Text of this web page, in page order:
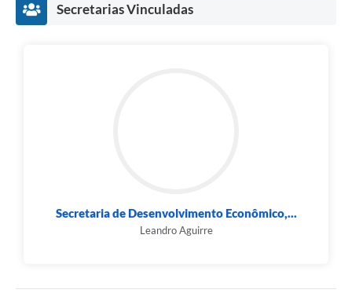
Secretarias Vinculadas
Secretaria de Desenvolvimento Econômico,...
Leandro Aguirre